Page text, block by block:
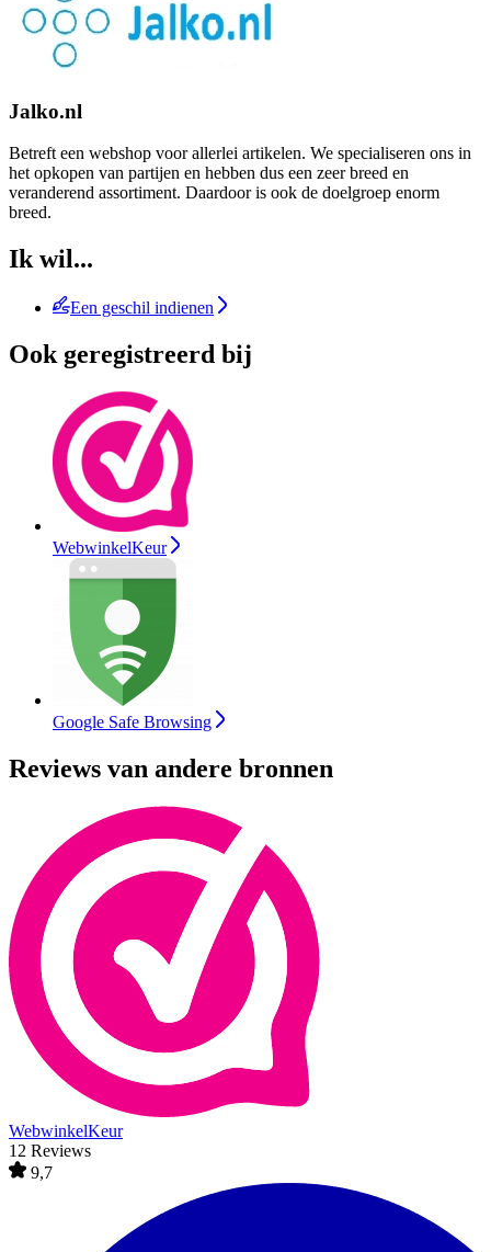
Jalko.nl
Betreft een webshop voor allerlei artikelen. We specialiseren ons in
het opkopen van partijen en hebben dus een zeer breed en
veranderend assortiment. Daardoor is ook de doelgroep enorm
breed.
Ik wil...
Een geschil indienen
Ook geregistreerd bij
WebwinkelKeur
Google Safe Browsing
Reviews van andere bronnen
WebwinkelKeur
12 Reviews
9,7